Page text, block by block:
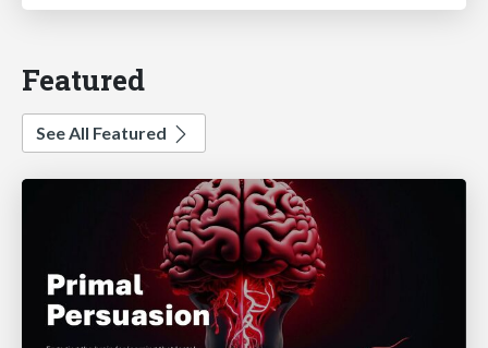
Featured
See All Featured